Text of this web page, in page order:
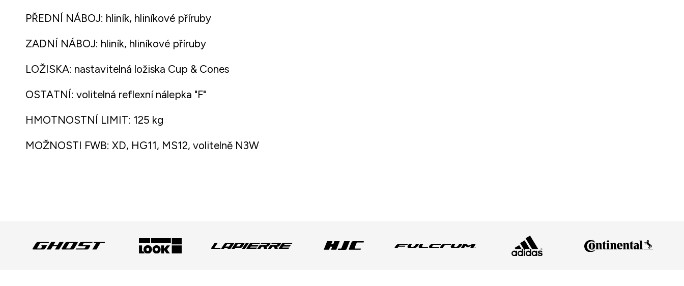
PŘEDNÍ NÁBOJ: hliník, hliníkové příruby
ZADNÍ NÁBOJ: hliník, hliníkové příruby
LOŽISKA: nastavitelná ložiska Cup & Cones
OSTATNÍ: volitelná reflexní nálepka "F"
HMOTNOSTNÍ LIMIT: 125 kg
MOŽNOSTI FWB: XD, HG11, MS12, volitelně N3W